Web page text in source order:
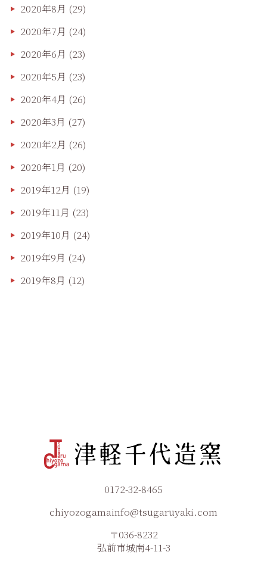
2020年8月 (29)
2020年7月 (24)
2020年6月 (23)
2020年5月 (23)
2020年4月 (26)
2020年3月 (27)
2020年2月 (26)
2020年1月 (20)
2019年12月 (19)
2019年11月 (23)
2019年10月 (24)
2019年9月 (24)
2019年8月 (12)
0172-32-8465
chiyozogamainfo@tsugaruyaki.com
〒036-8232
弘前市城南4-11-3